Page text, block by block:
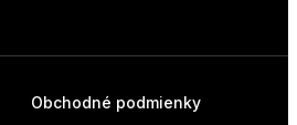
Obchodné podmienky